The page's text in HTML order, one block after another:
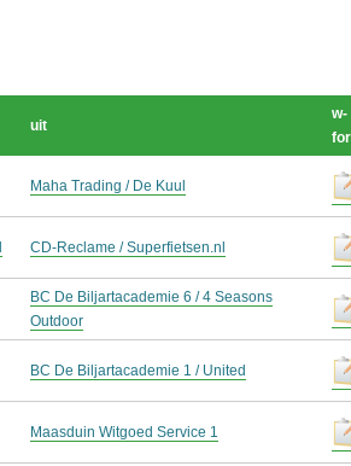
uit
w-
Maha Trading / De Kuul
CD-Reclame / Superfietsen.nl
BC De Biljartacademie 6 / 4 Seasons
Outdoor
BC De Biljartacademie 1 / United
Maasduin Witgoed Service 1